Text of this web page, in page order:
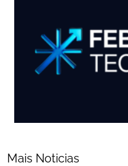
Mais Noticias